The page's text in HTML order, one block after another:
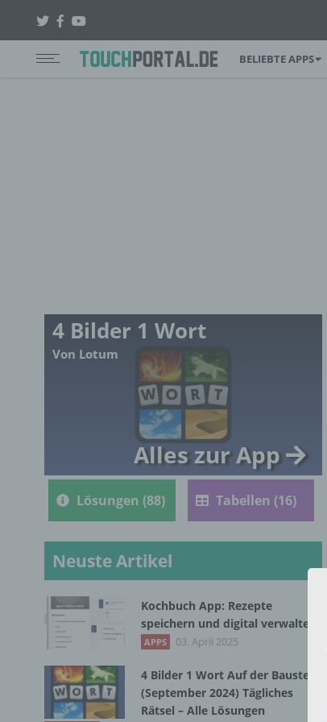
BELIEBTE APPS
4 Bilder 1 Wort
Von Lotum
Alles zur App
Lösungen (88) Tabellen (16)
Neuste Artikel
Kochbuch App: Rezepte
speichern und digital verwalten
APPS 03. April 2025
4 Bilder 1 Wort Auf der Baustelle
(September 2024) Tägliches
Rätsel – Alle Lösungen